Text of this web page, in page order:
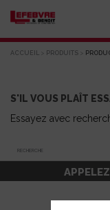
ACCUEIL > PRODUITS >
S'IL VOUS PLAÎT
Essayez avec